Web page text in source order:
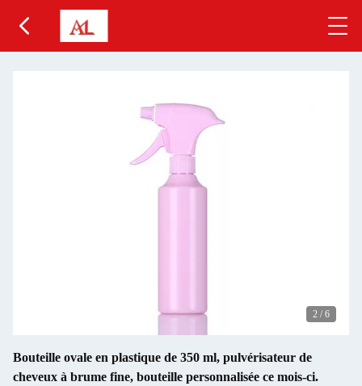
2 / 6
Bouteille ovale en plastique de 350 ml, pulvérisateur de
cheveux à brume fine, bouteille personnalisée ce mois-ci.